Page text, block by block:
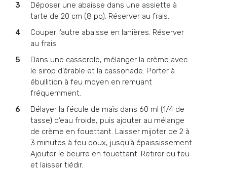
Déposer une abaisse dans une assiette à
tarte de 20 cm (8 po). Réserver au frais.
Couper l’autre abaisse en lanières. Réserver
au frais.
Dans une casserole, mélanger la crème avec
le sirop d’érable et la cassonade. Porter à
ébullition à feu moyen en remuant
fréquemment.
Délayer la fécule de maïs dans 60 ml (1/4 de
tasse) d’eau froide, puis ajouter au mélange
de crème en fouettant. Laisser mijoter de 2 à
3 minutes à feu doux, jusqu’à épaississement.
Ajouter le beurre en fouettant. Retirer du feu
et laisser tiédir.